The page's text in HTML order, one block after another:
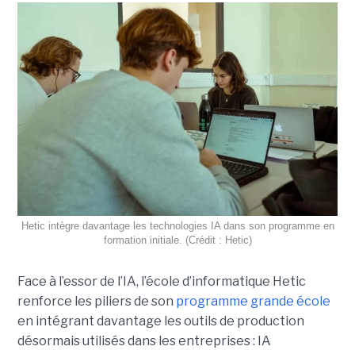
Hetic intègre davantage les technologies IA dans son programme en
formation initiale. (Crédit : Hetic)
Face à l’essor de l’IA, l’école d’informatique Hetic
renforce les piliers de son programme grande école
en intégrant davantage les outils de production
désormais utilisés dans les entreprises : IA